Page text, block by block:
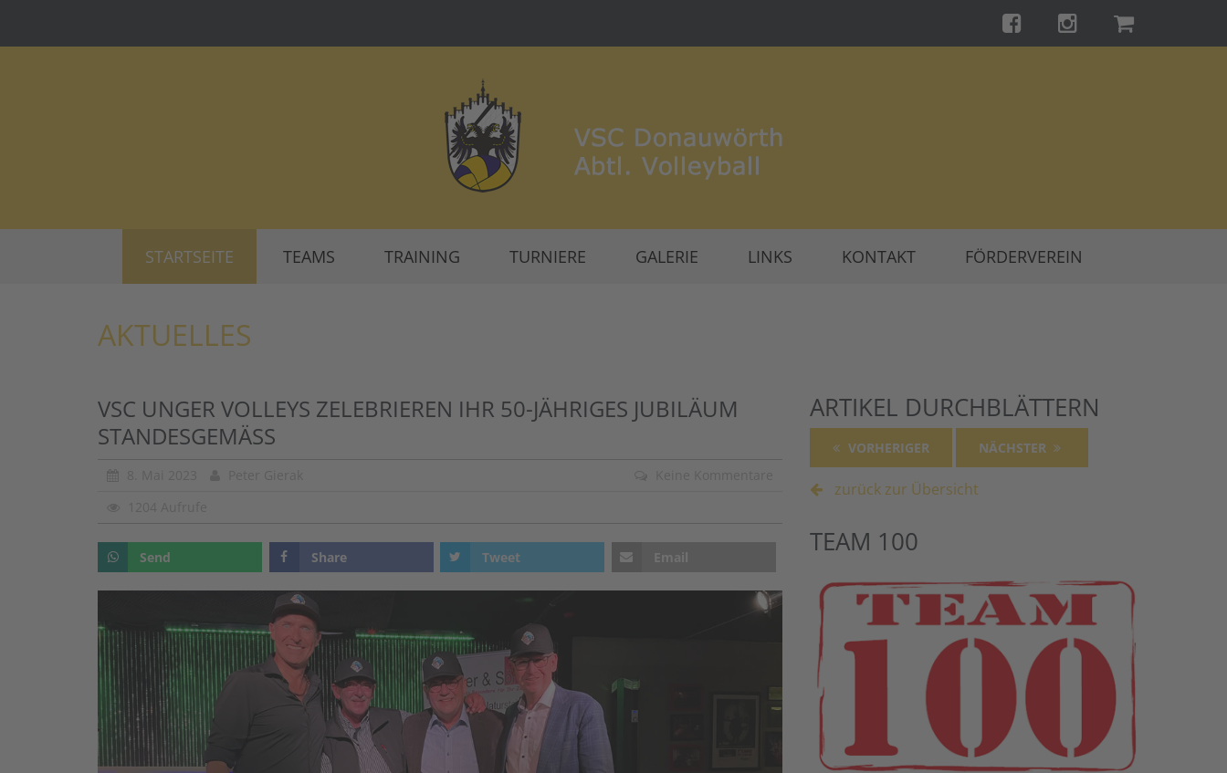
STARTSEITE TEAMS TRAINING TURNIERE GALERIE LINKS KONTAKT FÖRDERVEREIN
AKTUELLES
VSC UNGER VOLLEYS ZELEBRIEREN IHR 50-JÄHRIGES JUBILÄUM
STANDESGEMÄSS
Send Share Tweet Email
ARTIKEL DURCHBLÄTTERN
VORHERIGER NÄCHSTER
zurück zur Übersicht
TEAM 100